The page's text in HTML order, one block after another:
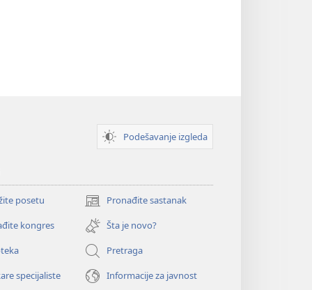
Podešavanje izgleda
posetu Pronađite sastanak
(otvara
novi
prozor)
kongres
Šta je novo?
Pretraga
specijaliste
Informacije za javnost